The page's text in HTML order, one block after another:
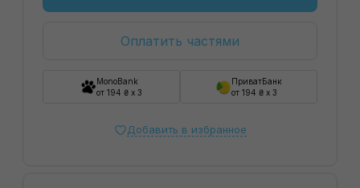
Оплатить частями
MonoBank
от 194 ₴ x 3
ПриватБанк
от 194 ₴ x 3
Добавить в избранное